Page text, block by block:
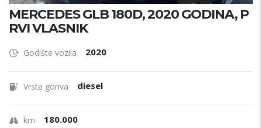
MERCEDES GLB 180D, 2020 GODINA, P
RVI VLASNIK
Godište vozila 2020
Vrsta goriva diesel
km 180.000